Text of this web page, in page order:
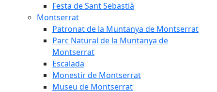
Festa de Sant Sebastià
Montserrat
Patronat de la Muntanya de Montserrat
Parc Natural de la Muntanya de
Montserrat
Escalada
Monestir de Montserrat
Museu de Montserrat